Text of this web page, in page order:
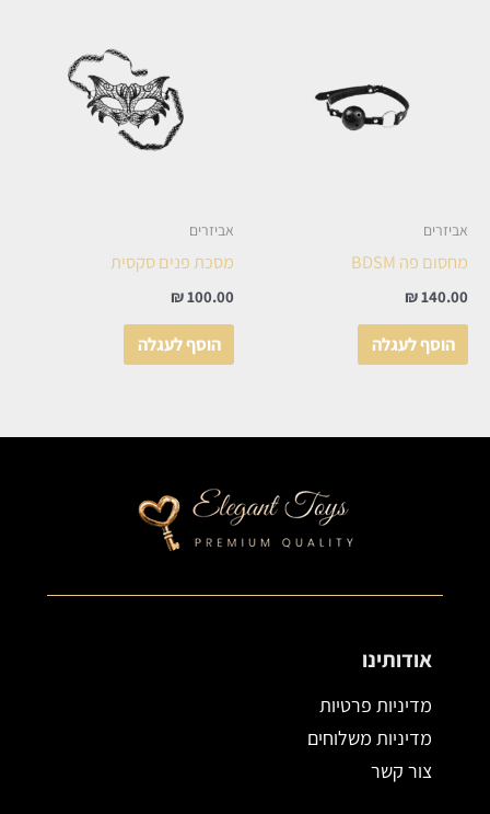
אביזרים
מחסום פה BDSM
₪140.00
הוסף לעגלה
אביזרים
מסכת פנים סקסית
₪100.00
הוסף לעגלה
אודותינו
מדיניות פרטיות
מדיניות משלוחים
צור קשר